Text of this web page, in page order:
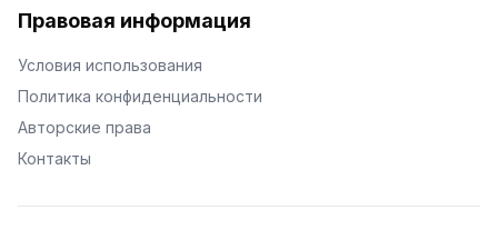
Правовая информация
Условия использования
Политика конфиденциальности
Авторские права
Контакты